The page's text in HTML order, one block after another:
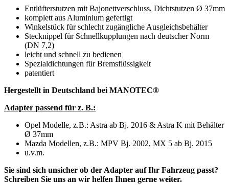
Entlüfterstutzen mit Bajonettverschluss, Dichtstutzen Ø 37mm
komplett aus Aluminium gefertigt
Winkelstück für schlecht zugängliche Ausgleichsbehälter
Stecknippel für Schnellkupplungen nach deutscher Norm
(DN 7,2)
leicht und schnell zu bedienen
Spezialdichtungen für Bremsflüssigkeit
patentiert
Hergestellt in Deutschland bei MANOTEC®
Adapter passend für z. B.:
Opel Modelle, z.B.: Astra ab Bj. 2016 & Astra K mit Behälter
Ø 37mm
Mazda Modellen, z.B.: MPV Bj. 2002, MX 5 ab Bj. 2015
u.v.m.
Sie sind sich unsicher ob der Adapter auf Ihr Fahrzeug passt?
Schreiben Sie uns an wir helfen Ihnen gerne weiter.